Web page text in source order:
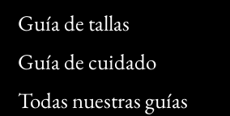
Guía de tallas
Guía de cuidado
Todas nuestras guías